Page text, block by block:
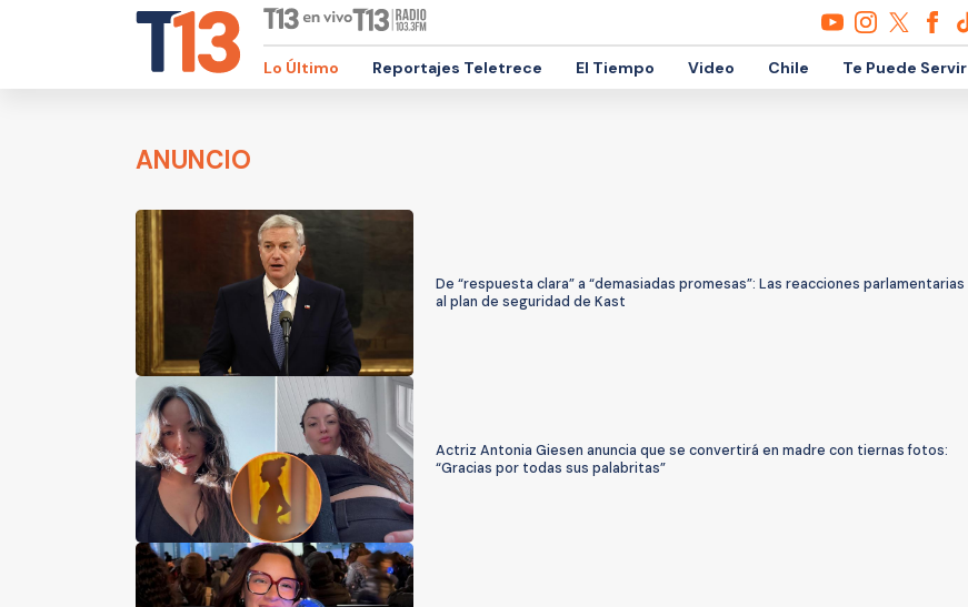
Lo Último Reportajes Teletrece El Tiempo Video Chile Te Puede Servir
ANUNCIO
De “respuesta clara” a “demasiadas promesas”: Las reacciones parlamentarias
al plan de seguridad de Kast
Actriz Antonia Giesen anuncia que se convertirá en madre con tiernas fotos:
“Gracias por todas sus palabritas”